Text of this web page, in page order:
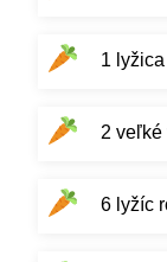
1
2 veľké
6 lyžíc